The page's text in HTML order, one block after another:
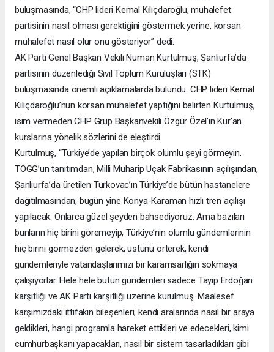
buluşmasında, “CHP lideri Kemal Kılıçdaroğlu, muhalefet
partisinin nasıl olması gerektiğini göstermek yerine, korsan
muhalefet nasıl olur onu gösteriyor” dedi.
AK Parti Genel Başkan Vekili Numan Kurtulmuş, Şanlıurfa’da
partisinin düzenlediği Sivil Toplum Kuruluşları (STK)
buluşmasında önemli açıklamalarda bulundu. CHP lideri Kemal
Kılıçdaroğlu’nun korsan muhalefet yaptığını belirten Kurtulmuş,
isim vermeden CHP Grup Başkanvekili Özgür Özel’in Kur’an
kurslarına yönelik sözlerini de eleştirdi.
Kurtulmuş, “Türkiye’de yapılan birçok olumlu şeyi görmeyin.
TOGG’un tanıtımdan, Milli Muharip Uçak Fabrikasının açılışından,
Şanlıurfa’da üretilen Turkovac’ın Türkiye’de bütün hastanelere
dağıtılmasından, bugün yine Konya-Karaman hızlı tren açılışı
yapılacak. Onlarca güzel şeyden bahsediyoruz. Ama bazıları
bunların hiç birini göremeyip, Türkiye’nin olumlu gündemlerinin
hiç birini görmezden gelerek, üstünü örterek, kendi
gündemleriyle vatandaşlarımızı bir karamsarlığın sokmaya
çalışıyorlar. Hele hele bütün gündemleri sadece Tayip Erdoğan
karşıtlığı ve AK Parti karşıtlığı üzerine kurulmuş. Maalesef
karşımızdaki ittifakın bileşenleri, kendi aralarında nasıl bir araya
geldikleri, hangi programla hareket ettikleri ve edecekleri, kimi
cumhurbaşkanı yapacakları, nasıl bir sistem tasarladıkları gibi